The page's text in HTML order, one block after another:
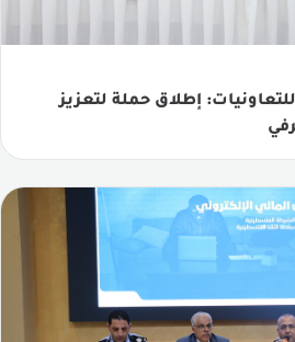
إطلاق حملة لتعزيز